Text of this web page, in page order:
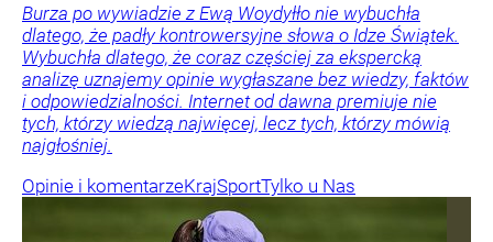
Burza po wywiadzie z Ewą Woydyłło nie wybuchła
dlatego, że padły kontrowersyjne słowa o Idze Świątek.
Wybuchła dlatego, że coraz częściej za ekspercką
analizę uznajemy opinie wygłaszane bez wiedzy, faktów
i odpowiedzialności. Internet od dawna premiuje nie
tych, którzy wiedzą najwięcej, lecz tych, którzy mówią
najgłośniej.
Opinie i komentarzeKrajSportTylko u Nas